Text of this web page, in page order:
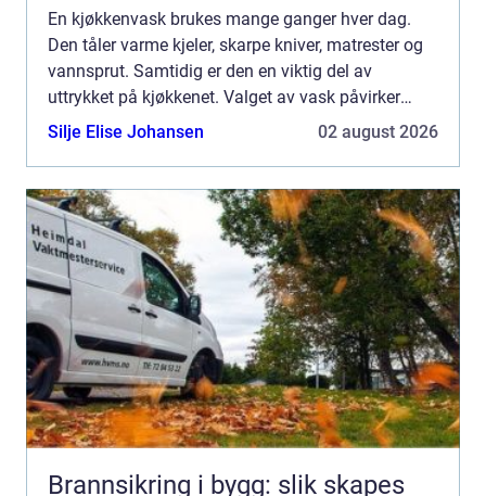
En kjøkkenvask brukes mange ganger hver dag.
Den tåler varme kjeler, skarpe kniver, matrester og
vannsprut. Samtidig er den en viktig del av
uttrykket på kjøkkenet. Valget av vask påvirker
både hvor praktisk kjøkkenet blir, og hvordan
Silje Elise Johansen 02 august 2026
Brannsikring i bygg: slik skapes